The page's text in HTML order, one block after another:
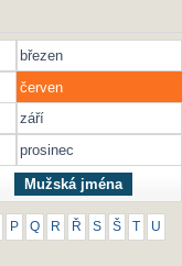
březen
červen
září
prosinec
Mužská jména
P Q R Ř S Š U